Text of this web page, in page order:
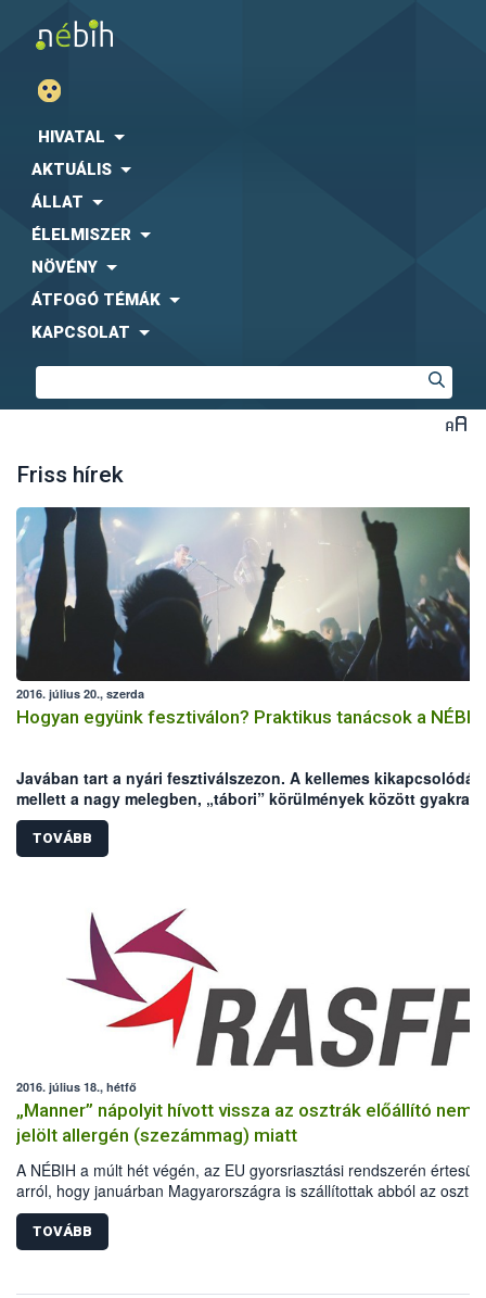
HIVATAL
AKTUÁLIS
ÁLLAT
ÉLELMISZER
NÖVÉNY
ÁTFOGÓ TÉMÁK
KAPCSOLAT
Friss hírek
2016. július 20., szerda
Hogyan együnk fesztiválon? Praktikus tanácsok a
Javában tart a nyári fesztiválszezon. A kellemes kikapcsolódás
mellett a nagy melegben, „tábori” körülmények között
előfordulhatnak élelmiszer eredetű megbetegedések, amik
elronthatják a fesztiválhangulatot. A Nemzeti Élelmiszerlánc-
biztonsági Hivatal (NÉBIH) néhány tanáccsal segíteni szeretne,
TOVÁBB
2016. július 18., hétfő
„Manner” nápolyit hívott vissza az osztrák előállító nem
jelölt allergén (szezámmag) miatt
A NÉBIH a múlt hét végén, az EU gyorsriasztási rendszerén értesült
arról, hogy januárban Magyarországra is szállítottak abból az
Manner nápolyiból, melynek csomagolásán nem jelölték, hogy
szezámmagot tartalmaz.
TOVÁBB